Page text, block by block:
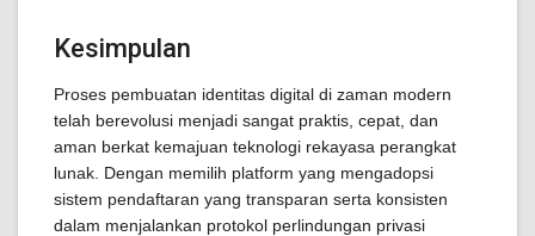
Kesimpulan
Proses pembuatan identitas digital di zaman modern
telah berevolusi menjadi sangat praktis, cepat, dan
aman berkat kemajuan teknologi rekayasa perangkat
lunak. Dengan memilih platform yang mengadopsi
sistem pendaftaran yang transparan serta konsisten
dalam menjalankan protokol perlindungan privasi